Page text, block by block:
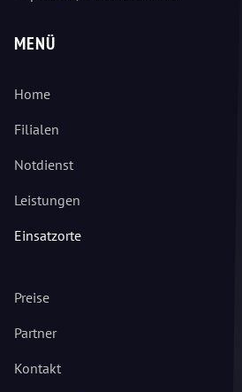
MENÜ
Home
Filialen
Notdienst
Leistungen
Einsatzorte
Preise
Partner
Kontakt